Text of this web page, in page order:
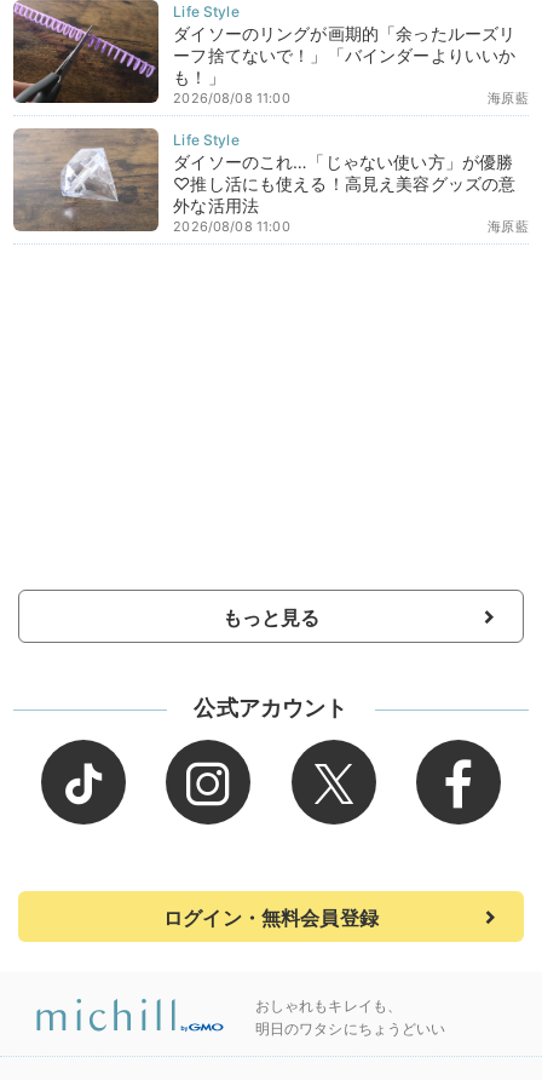
ダイソーのリングが画期的「余ったルーズリ
ーフ捨てないで！」「バインダーよりいいか
も！」
海原藍
2026/08/08 11:00
ダイソーのこれ…「じゃない使い方」が優勝
♡推し活にも使える！高見え美容グッズの意
外な活用法
海原藍
2026/08/08 11:00
もっと見る
公式アカウント
ログイン・無料会員登録
おしゃれもキレイも、
明日のワタシにちょうどいい